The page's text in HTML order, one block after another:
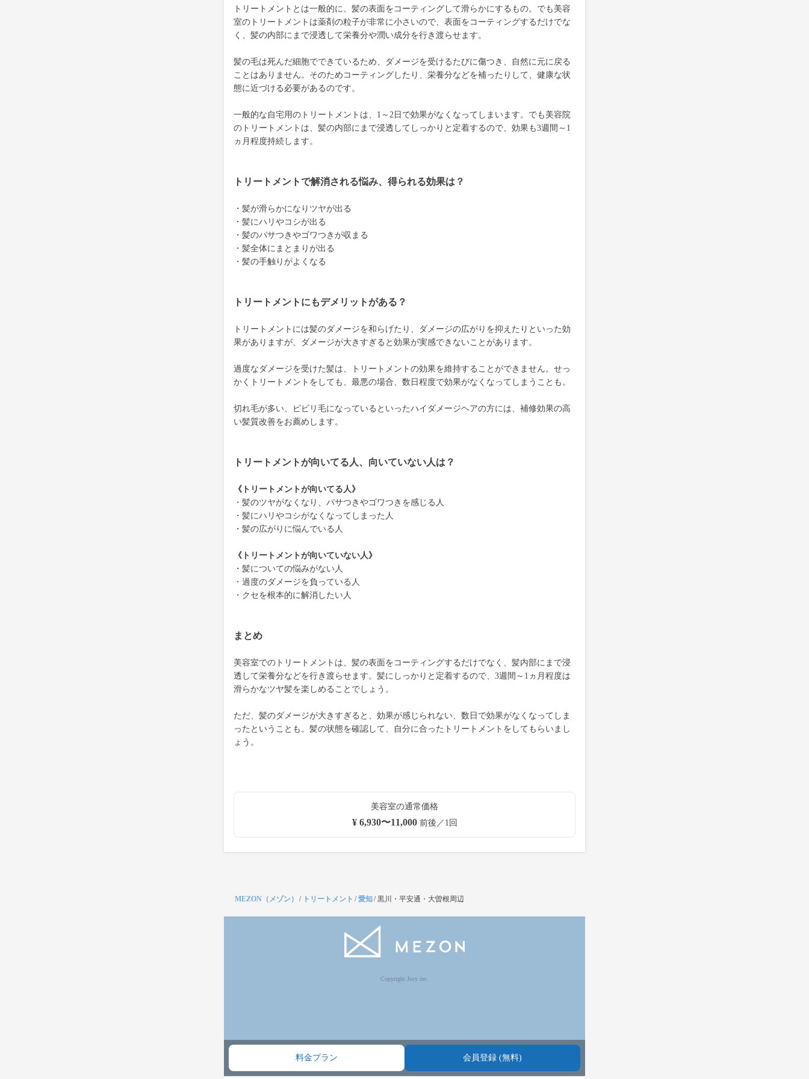
トリートメントとは一般的に、髪の表面をコーティングして滑らかにするもの。でも美容
室のトリートメントは薬剤の粒子が非常に小さいので、表面をコーティングするだけでな
く、髪の内部にまで浸透して栄養分や潤い成分を行き渡らせます。
髪の毛は死んだ細胞でできているため、ダメージを受けるたびに傷つき、自然に元に戻る
ことはありません。そのためコーティングしたり、栄養分などを補ったりして、健康な状
態に近づける必要があるのです。
一般的な自宅用のトリートメントは、1～2日で効果がなくなってしまいます。でも美容院
のトリートメントは、髪の内部にまで浸透してしっかりと定着するので、効果も3週間～1
ヵ月程度持続します。
トリートメントで解消される悩み、得られる効果は？
・髪が滑らかになりツヤが出る
・髪にハリやコシが出る
・髪のパサつきやゴワつきが収まる
・髪全体にまとまりが出る
・髪の手触りがよくなる
トリートメントにもデメリットがある？
トリートメントには髪のダメージを和らげたり、ダメージの広がりを抑えたりといった効
果がありますが、ダメージが大きすぎると効果が実感できないことがあります。
過度なダメージを受けた髪は、トリートメントの効果を維持することができません。せっ
かくトリートメントをしても、最悪の場合、数日程度で効果がなくなってしまうことも。
切れ毛が多い、ビビリ毛になっているといったハイダメージヘアの方には、補修効果の高
い髪質改善をお薦めします。
トリートメントが向いてる人、向いていない人は？
《トリートメントが向いてる人》
・髪のツヤがなくなり、パサつきやゴワつきを感じる人
・髪にハリやコシがなくなってしまった人
・髪の広がりに悩んでいる人
《トリートメントが向いていない人》
・髪についての悩みがない人
・過度のダメージを負っている人
・クセを根本的に解消したい人
まとめ
美容室でのトリートメントは、髪の表面をコーティングするだけでなく、髪内部にまで浸
透して栄養分などを行き渡らせます。髪にしっかりと定着するので、3週間～1ヵ月程度は
滑らかなツヤ髪を楽しめることでしょう。
ただ、髪のダメージが大きすぎると、効果が感じられない、数日で効果がなくなってしま
ったということも。髪の状態を確認して、自分に合ったトリートメントをしてもらいまし
ょう。
美容室の通常価格
¥ 6,930〜11,000前後／1回
料金プラン 会員登録 (無料)
MEZON（メゾン） / トリートメント /愛知/黒川・平安通・大曽根周辺
Copyright Jocy inc.